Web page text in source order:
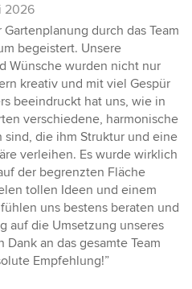
2026
durch das Team
begeistert. Unsere
Wünsche wurden nicht nur
kreativ und mit viel Gespür
beeindruckt hat uns, wie in
verschiedene, harmonische
sind, die ihm Struktur und eine
verleihen. Es wurde wirklich
der begrenzten Fläche
tollen Ideen und einem
uns bestens beraten und
auf die Umsetzung unseres
Dank an das gesamte Team
Empfehlung!”